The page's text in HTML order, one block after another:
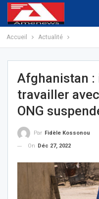
Accueil Actualité
Afghanistan
travailler
ONG
Par Fidèle Kossonou
On
Déc 27, 2022